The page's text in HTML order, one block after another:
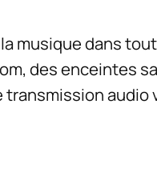
musique dans
des enceintes
audio